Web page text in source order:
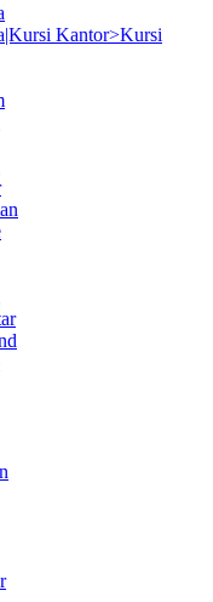
Kantor>Kursi